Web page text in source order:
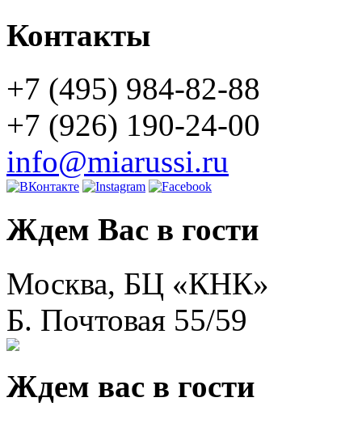
Контакты
+7 (495) 984-82-88
+7 (926) 190-24-00
info@miarussi.ru
Ждем Вас в гости
Москва, БЦ «КНК»
Б. Почтовая 55/59
Ждем вас в гости